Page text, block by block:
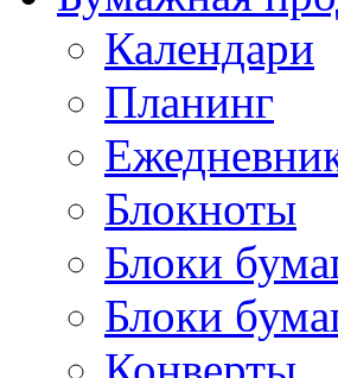
Календари
Планинг
Блокноты
Блоки
Блоки